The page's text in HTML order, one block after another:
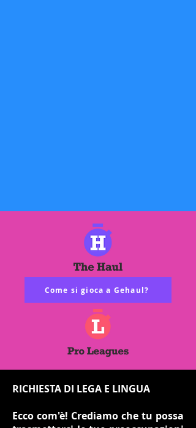
Come si gioca a Gehaul?
RICHIESTA DI LEGA E LINGUA
Ecco com'è! Crediamo che tu possa